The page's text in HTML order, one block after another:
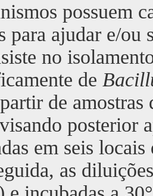
possuem
para ajudar e/ou
no
de
de amostras
posterior
em seis
as